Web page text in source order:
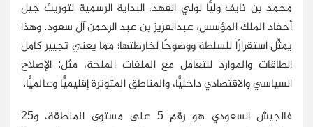
محمد بن نايف وليًّا لولي العهد، البداية الرسمية لتوريث جيل
أحفاد الملك المؤسس، عبدالعزيز بن عبد الرحمن آل سعود. وهذا
يمثِّل استقرارًا للسلطة ووضوحًا لخارطتها؛ مما يعني تجيير كامل
الطاقات والموارد للتعامل مع الملفات الملحة، مثل: الإصلاح
السياسي والاقتصادي داخليًّا، والمناطق المتوترة إقليميًّا وعالميًّا.
فالجيش السعودي هو رقم 5 على مستوى المنطقة، و25